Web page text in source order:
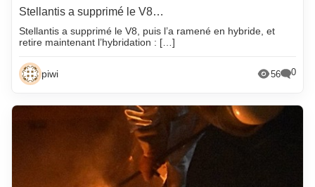
Stellantis a supprimé le V8…
Stellantis a supprimé le V8, puis l’a ramené en hybride, et
retire maintenant l’hybridation : […]
piwi 56 0